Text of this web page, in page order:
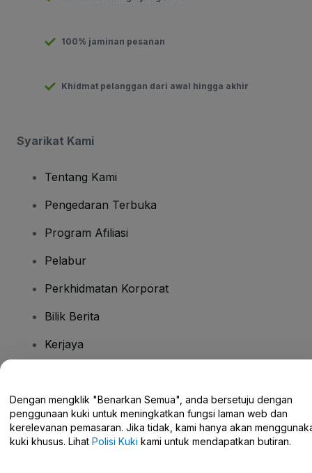
100% jaminan pesanan
Khidmat pelanggan dari awal hingga akhir
Syarikat Kami
Tentang Kami
Pengedaran Terbuka
Program Afiliasi
Pelabur
Perkhidmatan Korporat
Bilik Berita
Kerjaya
Pusat Bantuan / Hubungi Kami
Dengan mengklik "Benarkan Semua", anda bersetuju dengan
penggunaan kuki untuk meningkatkan fungsi laman web dan
kerelevanan pemasaran. Jika tidak, kami hanya akan
kuki khusus. Lihat Polisi Kuki kami untuk mendapatkan butiran.